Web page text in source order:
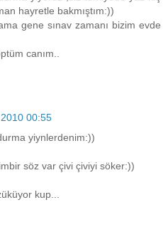
hayretle bakmıştım:))
gene sınav zamanı bizim evde
canım..
00:55
yiynlerdenim:))
söz var çivi çiviyi söker:))
kup...